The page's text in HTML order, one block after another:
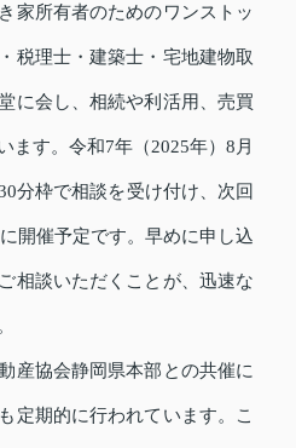
家所有者のためのワンストッ
税理士・建築士・宅地建物取
に会し、相続や利活用、売買
ます。令和7年（2025年）8月
分枠で相談を受け付け、次回
開催予定です。早めに申し込
相談いただくことが、迅速な
産協会静岡県本部との共催に
定期的に行われています。こ